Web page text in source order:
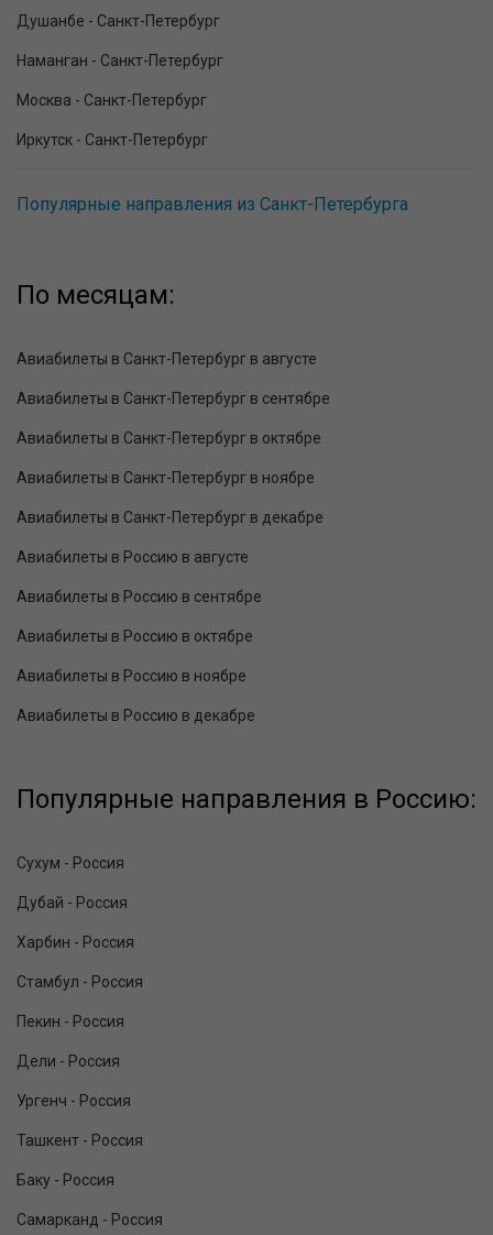
Душанбе - Санкт-Петербург
Наманган - Санкт-Петербург
Москва - Санкт-Петербург
Иркутск - Санкт-Петербург
Популярные направления из Санкт-Петербурга
По месяцам:
Авиабилеты в Санкт-Петербург в августе
Авиабилеты в Санкт-Петербург в сентябре
Авиабилеты в Санкт-Петербург в октябре
Авиабилеты в Санкт-Петербург в ноябре
Авиабилеты в Санкт-Петербург в декабре
Авиабилеты в Россию в августе
Авиабилеты в Россию в сентябре
Авиабилеты в Россию в октябре
Авиабилеты в Россию в ноябре
Авиабилеты в Россию в декабре
Популярные направления в Россию:
Сухум - Россия
Дубай - Россия
Харбин - Россия
Стамбул - Россия
Пекин - Россия
Дели - Россия
Ургенч - Россия
Ташкент - Россия
Баку - Россия
Самарканд - Россия